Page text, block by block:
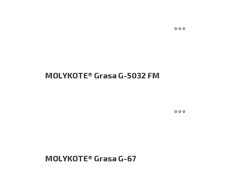
MOLYKOTE® Grasa G-5032 FM
MOLYKOTE® Grasa G-67